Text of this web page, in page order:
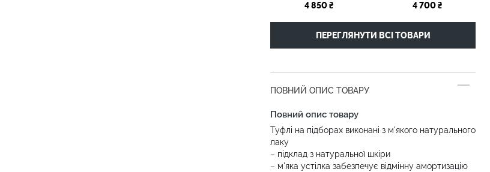
4 850 ₴
4 700 ₴
ПЕРЕГЛЯНУТИ ВСІ ТОВАРИ
ПОВНИЙ ОПИС ТОВАРУ
Повний опис товару
Туфлі на підборах виконані з м'якого натурального
лаку
– підклад з натуральної шкіри
– м'яка устілка забезпечує відмінну амортизацію